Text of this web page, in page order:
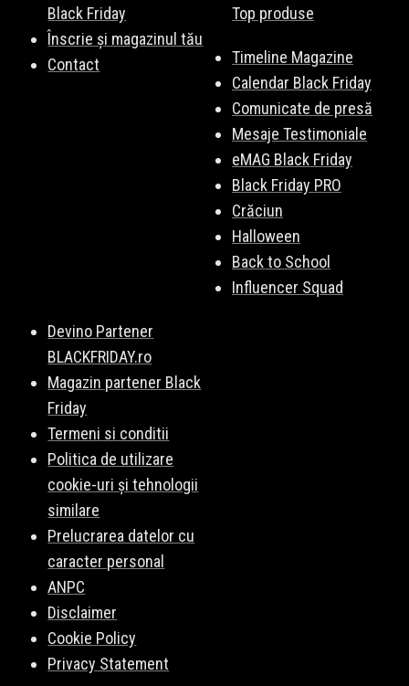
Black Friday
Înscrie și magazinul tău
Contact
Top produse
Timeline Magazine
Calendar Black Friday
Comunicate de presă
Mesaje Testimoniale
eMAG Black Friday
Black Friday PRO
Crăciun
Halloween
Back to School
Influencer Squad
Devino Partener
BLACKFRIDAY.ro
Magazin partener Black
Friday
Termeni si conditii
Politica de utilizare
cookie-uri și tehnologii
similare
Prelucrarea datelor cu
caracter personal
ANPC
Disclaimer
Cookie Policy
Privacy Statement